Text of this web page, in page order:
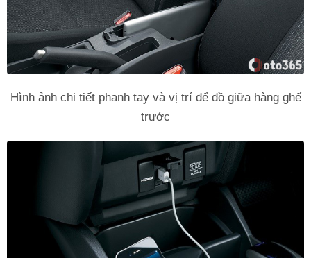
Hình ảnh chi tiết phanh tay và vị trí để đồ giữa hàng ghế
trước